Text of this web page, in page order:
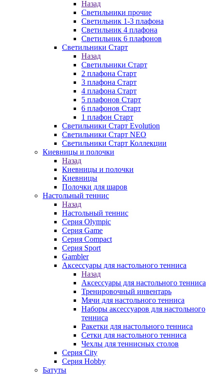
Назад
Светильники прочие
Светильник 1-3 плафона
Светильник 4 плафона
Светильник 6 плафонов
Светильники Старт
Назад
Светильники Старт
2 плафона Старт
3 плафона Старт
4 плафона Старт
5 плафонов Старт
6 плафонов Старт
1 плафон Старт
Светильники Старт Evolution
Светильники Старт NEO
Светильники Старт Коллекции
Киевницы и полочки
Назад
Киевницы и полочки
Киевницы
Полочки для шаров
Настольный теннис
Назад
Настольный теннис
Серия Olympic
Серия Game
Серия Compact
Серия Sport
Gambler
Аксессуары для настольного тенниса
Назад
Аксессуары для настольного тенниса
Тренировочный инвентарь
Мячи для настольного тенниса
Наборы аксессуаров для настольного
тенниса
Ракетки для настольного тенниса
Сетки для настольного тенниса
Чехлы для теннисных столов
Серия City
Серия Hobby
Батуты